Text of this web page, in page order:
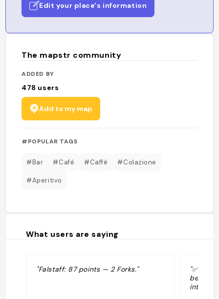
Edit your place's information
The mapstr community
ADDED BY
478 users
Add to my map
#POPULAR TAGS
#Bar #Café #Caffè #Colazione
#Aperitivo
What users are saying
"Falstaff: 87 points — 2 Forks."